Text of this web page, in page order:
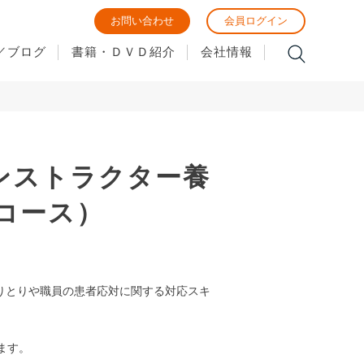
会員ログイン
お問い合わせ
ブログ 書籍・ＤＶＤ紹介 会社情報
ストラクター養
ース）
りや職員の患者応対に関する対応スキ
。